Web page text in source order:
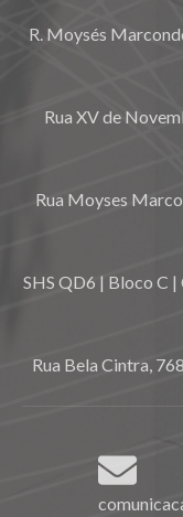
R. Moysés
Rua XV de
Rua Moyses
SHS QD6 | Bloco C
Rua Bela Cintra,